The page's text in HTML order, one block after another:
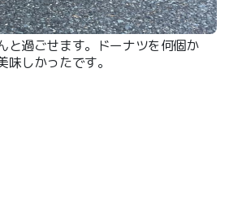
と過ごせます。ドーナツを何個か
しかったです。